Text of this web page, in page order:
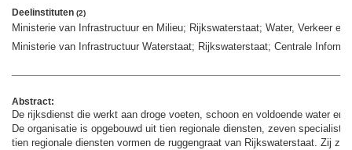
Deelinstituten (2)
Ministerie van Infrastructuur en Milieu; Rijkswaterstaat; Water, Verkeer en
Ministerie van Infrastructuur Waterstaat; Rijkswaterstaat; Centrale
Abstract:
De rijksdienst die werkt aan droge voeten, schoon en voldoende water
De organisatie is opgebouwd uit tien regionale diensten, zeven
tien regionale diensten vormen de ruggengraat van Rijkswaterstaat. Zij